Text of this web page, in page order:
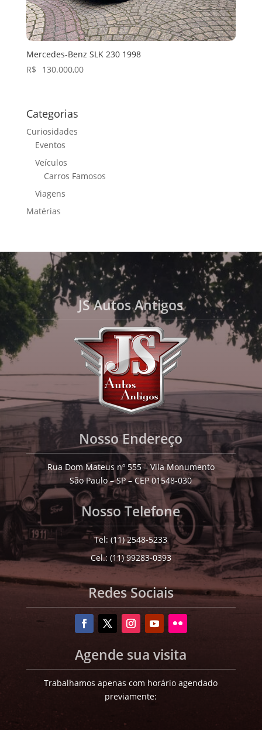
Mercedes-Benz SLK 230 1998
R$
130.000,00
Categorias
Curiosidades
Eventos
Veículos
Carros Famosos
Viagens
Matérias
JS Autos Antigos
Nosso Endereço
Rua Dom Mateus nº 555 – Vila Monumento
São Paulo – SP – CEP 01548-030
Nosso Telefone
Tel: (11) 2548-5233
Cel.: (11) 99283-0393
Redes Sociais
Agende sua visita
Trabalhamos apenas com horário agendado
previamente: